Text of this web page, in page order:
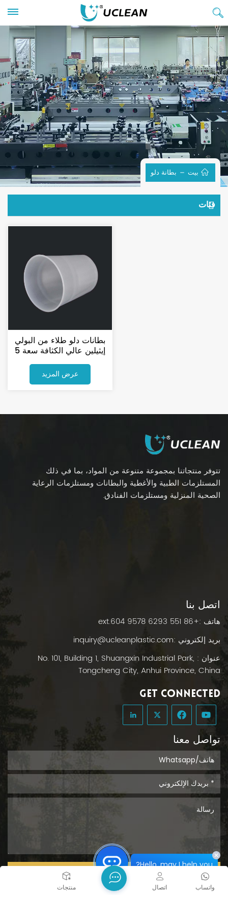
بيت بطانة دلو
فئات
بطانات دلو طلاء من البولي
إيثيلين عالي الكثافة سعة 5
جالون، للاستخدام مرة واحدة
في المصنع
عرض المزيد
تتوفر منتجاتنا بمجموعة متنوعة من المواد، بما في ذلك
المستلزمات الطبية والأغطية والبطانات ومستلزمات الرعاية
الصحية المنزلية ومستلزمات الفنادق.
اتصل بنا
هاتف :+86 551 6293 9578 ext.604
بريد إلكتروني :inquiry@ucleanplastic.com
عنوان : No. 101, Building 1, Shuangxin Industrial Park,
Tongcheng City, Anhui Province, China
GET CONNECTED
تواصل معنا
يُقدِّم
بيت منتجات واتساب اتصال
Hello, may I help you?